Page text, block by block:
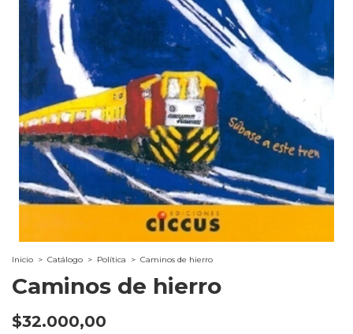
Inicio > Catálogo > Política > Caminos de hierro
Caminos de hierro
$32.000,00